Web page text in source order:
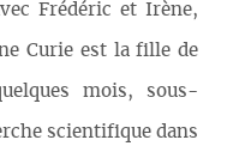
Frédéric et Irène,
Curie est la fille de
mois, sous-
scientifique dans